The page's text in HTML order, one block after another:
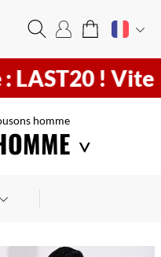
Vite12h24min
homme